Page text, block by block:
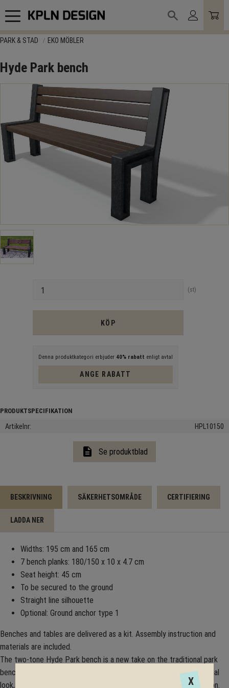
Meny
PARK & STAD EKO MÖBLER
Hyde Park bench
st
KÖP
Denna produktkategori erbjuder 40% rabatt enligt avtal
ANGE RABATT
Artikelnr HPL10150
description Se produktblad
BESKRIVNING SÄKERHETSOMRÅDE CERTIFIERING
LADDA NER
Widths: 195 cm and 165 cm
7 bench planks: 180/150 x 10 x 4.7 cm
Seat height: 45 cm
To be secured to the ground
Straight line silhouette
Optional: Ground anchor type 1
Benches and tables are delivered as a kit. Assembly instruction and
materials are included.
The two-tone Hyde Park bench is a new take on the traditional park
bench design. With clean, minimalist lines and a fresh, unconventional
look, the Hyde Park range is a perfect balance of form and function.
X